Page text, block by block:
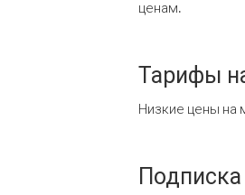
ценам.
Тарифы
Низкие цены на